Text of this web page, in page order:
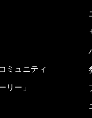
ミュニティ
リー」